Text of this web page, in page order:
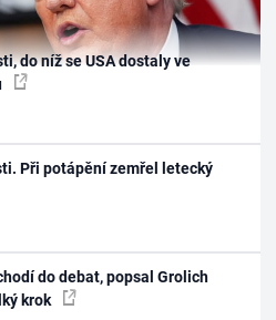
do níž se USA dostaly ve
Při potápění zemřel letecký
do debat, popsal Grolich
krok